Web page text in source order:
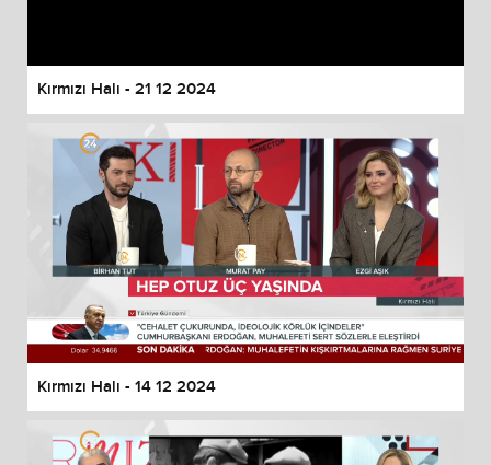
Kırmızı Halı - 21 12 2024
Kırmızı Halı - 14 12 2024